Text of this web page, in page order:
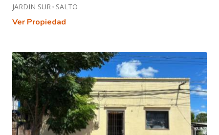
JARDIN SUR SALTO
Ver Propiedad